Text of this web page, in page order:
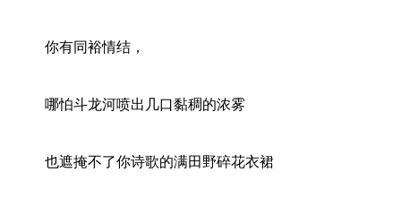
你有同裕情结，
哪怕斗龙河喷出几口黏稠的浓雾
也遮掩不了你诗歌的满田野碎花衣裙